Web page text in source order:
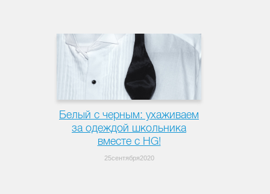
Белый с черным: ухаживаем
за одеждой школьника
вместе с HG!
25сентября2020